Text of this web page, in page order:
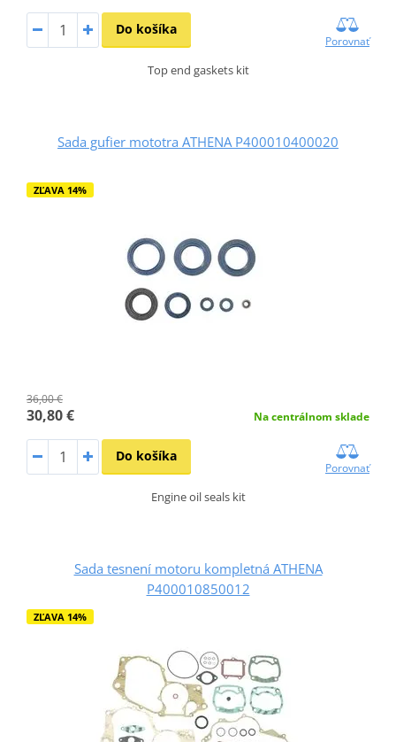
Do košíka
Porovnať
Top end gaskets kit
Sada gufier mototra ATHENA P400010400020
ZĽAVA 14%
36,00 €
30,80 € Na centrálnom sklade
Do košíka
Porovnať
Engine oil seals kit
Sada tesnení motoru kompletná ATHENA
P400010850012
ZĽAVA 14%